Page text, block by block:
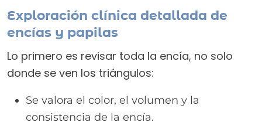
Exploración clínica detallada de
encías y papilas
Lo primero es revisar toda la encía, no solo
donde se ven los triángulos:
Se valora el color, el volumen y la
consistencia de la encía.